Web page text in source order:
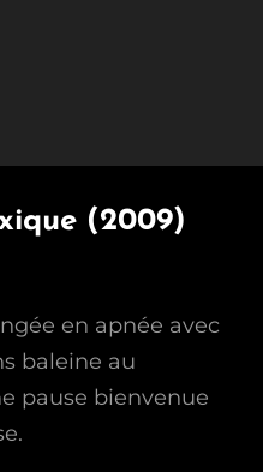
(2009)
en apnée avec
baleine au
pause bienvenue